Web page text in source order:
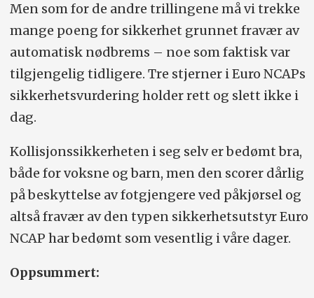
Men som for de andre trillingene må vi trekke
mange poeng for sikkerhet grunnet fravær av
automatisk nødbrems – noe som faktisk var
tilgjengelig tidligere. Tre stjerner i Euro NCAPs
sikkerhetsvurdering holder rett og slett ikke i
dag.
Kollisjonssikkerheten i seg selv er bedømt bra,
både for voksne og barn, men den scorer dårlig
på beskyttelse av fotgjengere ved påkjørsel og
altså fravær av den typen sikkerhetsutstyr Euro
NCAP har bedømt som vesentlig i våre dager.
Oppsummert: